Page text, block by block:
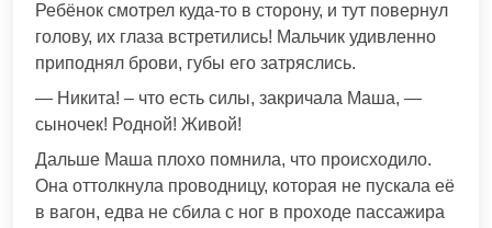
Ребёнок смотрел куда-то в сторону, и тут повернул
голову, их глаза встретились! Мальчик удивленно
приподнял брови, губы его затряслись.
— Никита! – что есть силы, закричала Маша, —
сыночек! Родной! Живой!
Дальше Маша плохо помнила, что происходило.
Она оттолкнула проводницу, которая не пускала её
в вагон, едва не сбила с ног в проходе пассажира